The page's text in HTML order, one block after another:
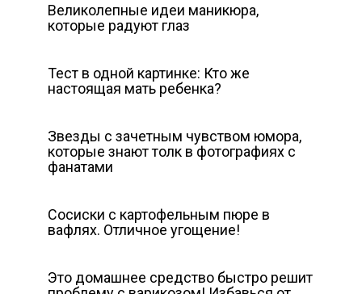
Великолепные идеи маникюра,
которые радуют глаз
Тест в одной картинке: Кто же
настоящая мать ребенка?
Звезды с зачетным чувством юмора,
которые знают толк в фотографиях с
фанатами
Сосиски с картофельным пюре в
вафлях. Отличное угощение!
Это домашнее средство быстро решит